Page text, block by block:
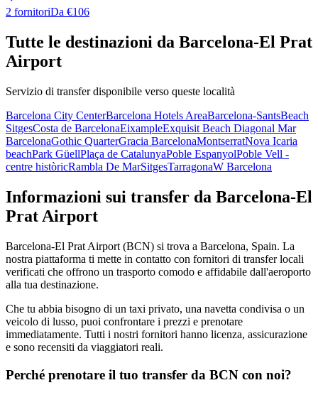
2 fornitoriDa €106
Tutte le destinazioni da Barcelona-El Prat
Airport
Servizio di transfer disponibile verso queste località
Barcelona City CenterBarcelona Hotels AreaBarcelona-SantsBeach
SitgesCosta de BarcelonaEixampleExquisit Beach Diagonal Mar
BarcelonaGothic QuarterGracia BarcelonaMontserratNova Icaria
beachPark GüellPlaça de CatalunyaPoble EspanyolPoble Vell -
centre històricRambla De MarSitgesTarragonaW Barcelona
Informazioni sui transfer da Barcelona-El
Prat Airport
Barcelona-El Prat Airport (BCN) si trova a Barcelona, Spain. La
nostra piattaforma ti mette in contatto con fornitori di transfer locali
verificati che offrono un trasporto comodo e affidabile dall'aeroporto
alla tua destinazione.
Che tu abbia bisogno di un taxi privato, una navetta condivisa o un
veicolo di lusso, puoi confrontare i prezzi e prenotare
immediatamente. Tutti i nostri fornitori hanno licenza, assicurazione
e sono recensiti da viaggiatori reali.
Perché prenotare il tuo transfer da BCN con noi?